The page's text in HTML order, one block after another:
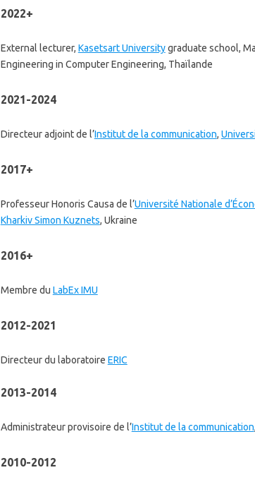
2022+
External lecturer, Kasetsart Universitygraduate school,
Engineering in Computer Engineering, Thaïlande
2021-2024
Directeur adjoint de l’Institut de la communication,
2017+
Professeur Honoris Causa de l’Université Nationale
Kharkiv Simon Kuznets, Ukraine
2016+
Membre du LabEx IMU
2012-2021
Directeur du laboratoire ERIC
2013-2014
Administrateur provisoire de l’Institut de la communication,
2010-2012